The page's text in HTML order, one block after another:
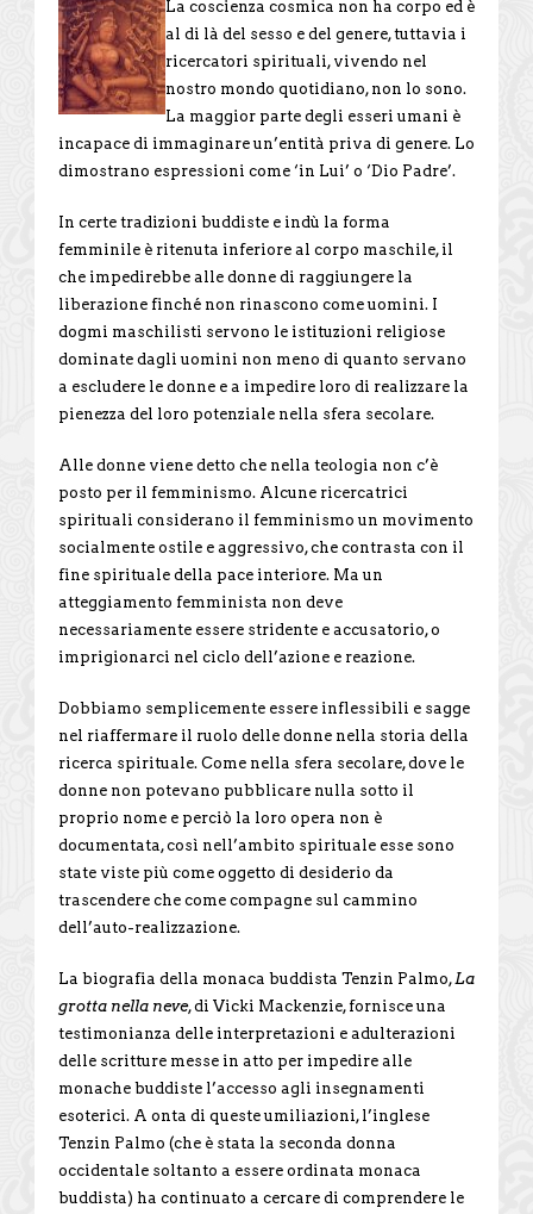
La coscienza cosmica non ha corpo ed è
al di là del sesso e del genere, tuttavia i
ricercatori spirituali, vivendo nel
nostro mondo quotidiano, non lo sono.
La maggior parte degli esseri umani è
incapace di immaginare un’entità priva di genere. Lo
dimostrano espressioni come ‘in Lui’ o ‘Dio Padre’.
In certe tradizioni buddiste e indù la forma
femminile è ritenuta inferiore al corpo maschile, il
che impedirebbe alle donne di raggiungere la
liberazione finché non rinascono come uomini. I
dogmi maschilisti servono le istituzioni religiose
dominate dagli uomini non meno di quanto servano
a escludere le donne e a impedire loro di realizzare la
pienezza del loro potenziale nella sfera secolare.
Alle donne viene detto che nella teologia non c’è
posto per il femminismo. Alcune ricercatrici
spirituali considerano il femminismo un movimento
socialmente ostile e aggressivo, che contrasta con il
fine spirituale della pace interiore. Ma un
atteggiamento femminista non deve
necessariamente essere stridente e accusatorio, o
imprigionarci nel ciclo dell’azione e reazione.
Dobbiamo semplicemente essere inflessibili e sagge
nel riaffermare il ruolo delle donne nella storia della
ricerca spirituale. Come nella sfera secolare, dove le
donne non potevano pubblicare nulla sotto il
proprio nome e perciò la loro opera non è
documentata, così nell’ambito spirituale esse sono
state viste più come oggetto di desiderio da
trascendere che come compagne sul cammino
dell’auto-realizzazione.
La biografia della monaca buddista Tenzin Palmo, La
grotta nella neve, di Vicki Mackenzie, fornisce una
testimonianza delle interpretazioni e adulterazioni
delle scritture messe in atto per impedire alle
monache buddiste l’accesso agli insegnamenti
esoterici. A onta di queste umiliazioni, l’inglese
Tenzin Palmo (che è stata la seconda donna
occidentale soltanto a essere ordinata monaca
buddista) ha continuato a cercare di comprendere le